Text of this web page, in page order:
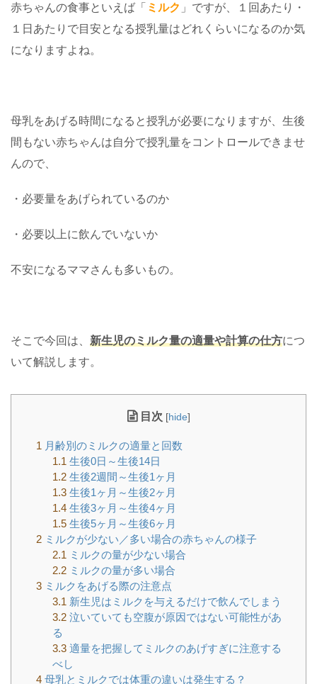
赤ちゃんの食事といえば「 ミルク 」ですが、１回あたり・
１日あたりで目安となる授乳量はどれくらいになるのか気
になりますよね。
母乳をあげる時間になると授乳が必要になりますが、生後
間もない赤ちゃんは自分で授乳量をコントロールできませ
んので、
・必要量をあげられているのか
・必要以上に飲んでいないか
不安になるママさんも多いもの。
そこで今回は、 新生児のミルク量の適量や計算の仕方につ
いて解説します。
目次 [hide]
1 月齢別のミルクの適量と回数
1.1 生後0日～生後14日
1.2生後2週間～生後1ヶ月
1.3生後1ヶ月～生後2ヶ月
1.4生後3ヶ月～生後4ヶ月
1.5生後5ヶ月～生後6ヶ月
2 ミルクが少ない／多い場合の赤ちゃんの様子
2.1 ミルクの量が少ない場合
2.2ミルクの量が多い場合
3 ミルクをあげる際の注意点
3.1 新生児はミルクを与えるだけで飲んでしまう
3.2泣いていても空腹が原因ではない可能性があ
る
3.3適量を把握してミルクのあげすぎに注意する
べし
4 母乳とミルクでは体重の違いは発生する？